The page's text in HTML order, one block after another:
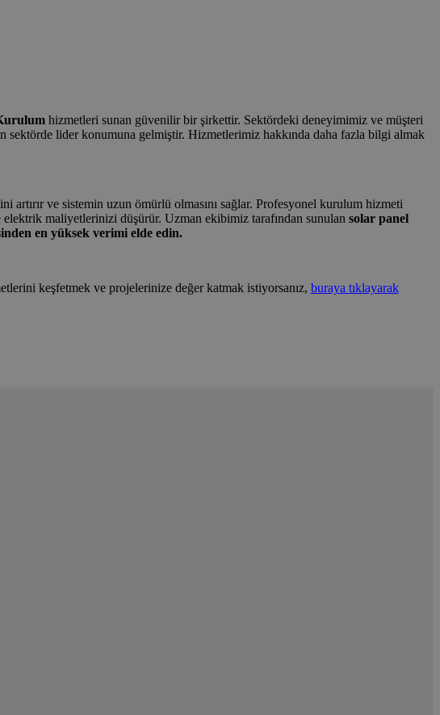
hizmetleri sunan güvenilir bir şirkettir. Sektördeki deneyimimiz ve müşteri
sektörde lider konumuna gelmiştir. Hizmetlerimiz hakkında daha fazla bilgi almak
artırır ve sistemin uzun ömürlü olmasını sağlar. Profesyonel kurulum hizmeti
elektrik maliyetlerinizi düşürür. Uzman ekibimiz tarafından sunulan solar panel
en yüksek verimi elde edin.
keşfetmek ve projelerinize değer katmak istiyorsanız, buraya tıklayarak